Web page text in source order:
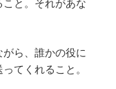
と。それがあな
ら、誰かの役に
てくれること。